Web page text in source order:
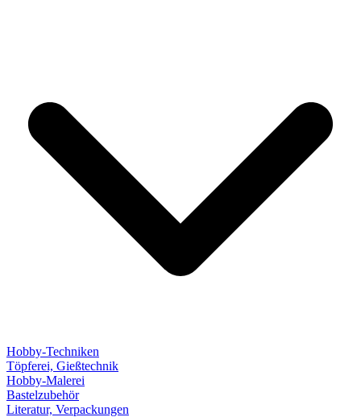
Hobby-Techniken
Töpferei, Gießtechnik
Hobby-Malerei
Bastelzubehör
Literatur, Verpackungen